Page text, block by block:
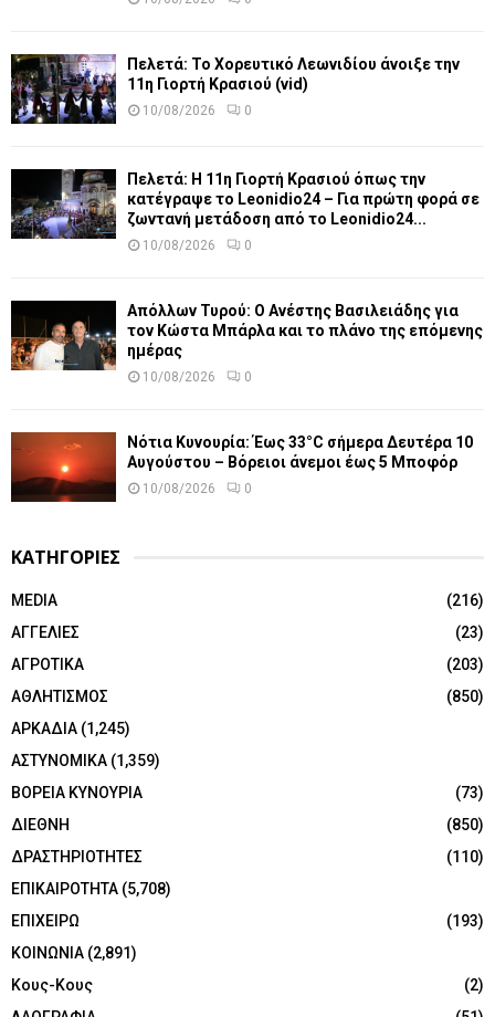
Πελετά: Το Χορευτικό Λεωνιδίου άνοιξε την
11η Γιορτή Κρασιού (vid)
10/08/2026 0
Πελετά: Η 11η Γιορτή Κρασιού όπως την
κατέγραψε το Leonidio24 – Για πρώτη φορά σε
ζωντανή μετάδοση από το Leonidio24...
10/08/2026 0
Απόλλων Τυρού: Ο Ανέστης Βασιλειάδης για
τον Κώστα Μπάρλα και το πλάνο της επόμενης
ημέρας
10/08/2026 0
Νότια Κυνουρία: Έως 33°C σήμερα Δευτέρα 10
Αυγούστου – Βόρειοι άνεμοι έως 5 Μποφόρ
10/08/2026 0
ΚΑΤΗΓΟΡΙΕΣ
MEDIA
(216)
ΑΓΓΕΛΙΕΣ
(23)
ΑΓΡΟΤΙΚΑ
(203)
ΑΘΛΗΤΙΣΜΟΣ
(850)
ΑΡΚΑΔΙΑ (1,245)
ΑΣΤΥΝΟΜΙΚΑ (1,359)
ΒΟΡΕΙΑ ΚΥΝΟΥΡΙΑ
(73)
ΔΙΕΘΝΗ
(850)
ΔΡΑΣΤΗΡΙΟΤΗΤΕΣ
(110)
ΕΠΙΚΑΙΡΟΤΗΤΑ (5,708)
ΕΠΙΧΕΙΡΩ
(193)
ΚΟΙΝΩΝΙΑ (2,891)
Κους-Κους
(2)